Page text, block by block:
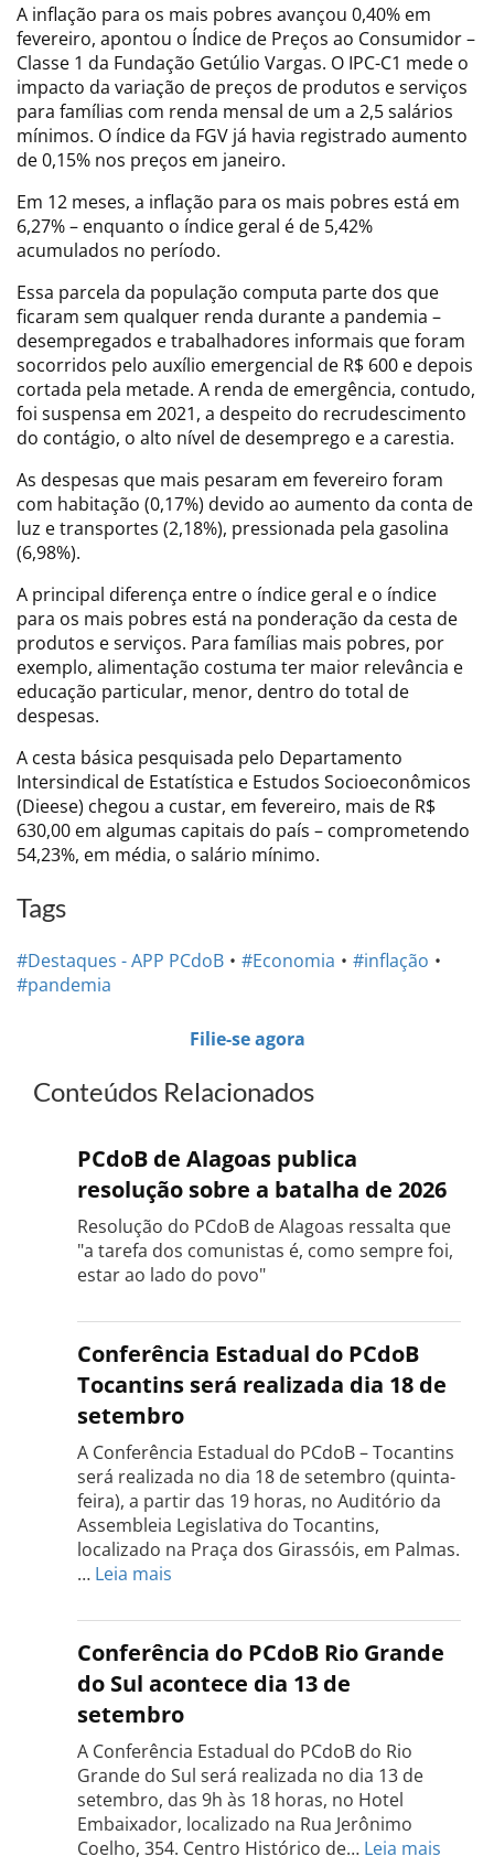
A inflação para os mais pobres avançou 0,40% em
fevereiro, apontou o Índice de Preços ao Consumidor –
Classe 1 da Fundação Getúlio Vargas. O IPC-C1 mede o
impacto da variação de preços de produtos e serviços
para famílias com renda mensal de um a 2,5 salários
mínimos. O índice da FGV já havia registrado aumento
de 0,15% nos preços em janeiro.
Em 12 meses, a inflação para os mais pobres está em
6,27% – enquanto o índice geral é de 5,42%
acumulados no período.
Essa parcela da população computa parte dos que
ficaram sem qualquer renda durante a pandemia –
desempregados e trabalhadores informais que foram
socorridos pelo auxílio emergencial de R$ 600 e depois
cortada pela metade. A renda de emergência, contudo,
foi suspensa em 2021, a despeito do recrudescimento
do contágio, o alto nível de desemprego e a carestia.
As despesas que mais pesaram em fevereiro foram
com habitação (0,17%) devido ao aumento da conta de
luz e transportes (2,18%), pressionada pela gasolina
(6,98%).
A principal diferença entre o índice geral e o índice
para os mais pobres está na ponderação da cesta de
produtos e serviços. Para famílias mais pobres, por
exemplo, alimentação costuma ter maior relevância e
educação particular, menor, dentro do total de
despesas.
A cesta básica pesquisada pelo Departamento
Intersindical de Estatística e Estudos Socioeconômicos
(Dieese) chegou a custar, em fevereiro, mais de R$
630,00 em algumas capitais do país – comprometendo
54,23%, em média, o salário mínimo.
Tags
#Destaques - APP PCdoB #Economia
#inflação
#pandemia
Filie-se agora
Conteúdos Relacionados
PCdoB de Alagoas publica
resolução sobre a batalha de 2026
Resolução do PCdoB de Alagoas ressalta que
"a tarefa dos comunistas é, como sempre foi,
estar ao lado do povo"
Conferência Estadual do PCdoB
Tocantins será realizada dia 18 de
setembro
A Conferência Estadual do PCdoB – Tocantins
será realizada no dia 18 de setembro (quinta-
feira), a partir das 19 horas, no Auditório da
Assembleia Legislativa do Tocantins,
localizado na Praça dos Girassóis, em Palmas.
… Leia mais
Estadual
do
PCdoB
Tocantins
será
realizada
dia
18
de
setembro
Conferência do PCdoB Rio Grande
do Sul acontece dia 13 de
setembro
A Conferência Estadual do PCdoB do Rio
Grande do Sul será realizada no dia 13 de
setembro, das 9h às 18 horas, no Hotel
Embaixador, localizado na Rua Jerônimo
Coelho, 354. Centro Histórico de… Leia mais